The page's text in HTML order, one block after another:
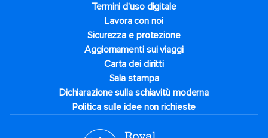
Termini d'uso digitale
Lavora con noi
Sicurezza e protezione
Aggiornamenti sui viaggi
Carta dei diritti
Sala stampa
Dichiarazione sulla schiavitù moderna
Politica sulle idee non richieste